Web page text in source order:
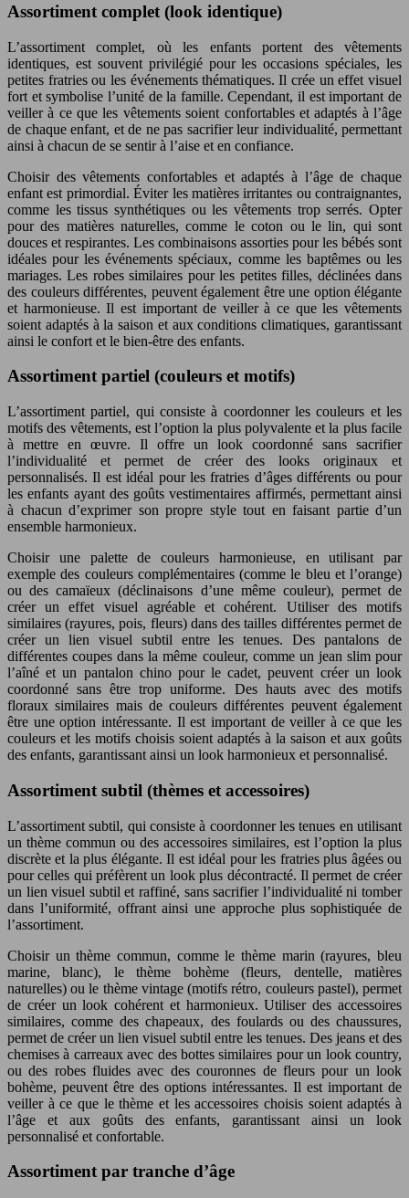
Assortiment complet (look identique)
L’assortiment complet, où les enfants portent des vêtements
identiques, est souvent privilégié pour les occasions spéciales, les
petites fratries ou les événements thématiques. Il crée un effet visuel
fort et symbolise l’unité de la famille. Cependant, il est important de
veiller à ce que les vêtements soient confortables et adaptés à l’âge
de chaque enfant, et de ne pas sacrifier leur individualité, permettant
ainsi à chacun de se sentir à l’aise et en confiance.
Choisir des vêtements confortables et adaptés à l’âge de chaque
enfant est primordial. Éviter les matières irritantes ou contraignantes,
comme les tissus synthétiques ou les vêtements trop serrés. Opter
pour des matières naturelles, comme le coton ou le lin, qui sont
douces et respirantes. Les combinaisons assorties pour les bébés sont
idéales pour les événements spéciaux, comme les baptêmes ou les
mariages. Les robes similaires pour les petites filles, déclinées dans
des couleurs différentes, peuvent également être une option élégante
et harmonieuse. Il est important de veiller à ce que les vêtements
soient adaptés à la saison et aux conditions climatiques, garantissant
ainsi le confort et le bien-être des enfants.
Assortiment partiel (couleurs et motifs)
L’assortiment partiel, qui consiste à coordonner les couleurs et les
motifs des vêtements, est l’option la plus polyvalente et la plus facile
à mettre en œuvre. Il offre un look coordonné sans sacrifier
l’individualité et permet de créer des looks originaux et
personnalisés. Il est idéal pour les fratries d’âges différents ou pour
les enfants ayant des goûts vestimentaires affirmés, permettant ainsi
à chacun d’exprimer son propre style tout en faisant partie d’un
ensemble harmonieux.
Choisir une palette de couleurs harmonieuse, en utilisant par
exemple des couleurs complémentaires (comme le bleu et l’orange)
ou des camaïeux (déclinaisons d’une même couleur), permet de
créer un effet visuel agréable et cohérent. Utiliser des motifs
similaires (rayures, pois, fleurs) dans des tailles différentes permet de
créer un lien visuel subtil entre les tenues. Des pantalons de
différentes coupes dans la même couleur, comme un jean slim pour
l’aîné et un pantalon chino pour le cadet, peuvent créer un look
coordonné sans être trop uniforme. Des hauts avec des motifs
floraux similaires mais de couleurs différentes peuvent également
être une option intéressante. Il est important de veiller à ce que les
couleurs et les motifs choisis soient adaptés à la saison et aux goûts
des enfants, garantissant ainsi un look harmonieux et personnalisé.
Assortiment subtil (thèmes et accessoires)
L’assortiment subtil, qui consiste à coordonner les tenues en utilisant
un thème commun ou des accessoires similaires, est l’option la plus
discrète et la plus élégante. Il est idéal pour les fratries plus âgées ou
pour celles qui préfèrent un look plus décontracté. Il permet de créer
un lien visuel subtil et raffiné, sans sacrifier l’individualité ni tomber
dans l’uniformité, offrant ainsi une approche plus sophistiquée de
l’assortiment.
Choisir un thème commun, comme le thème marin (rayures, bleu
marine, blanc), le thème bohème (fleurs, dentelle, matières
naturelles) ou le thème vintage (motifs rétro, couleurs pastel), permet
de créer un look cohérent et harmonieux. Utiliser des accessoires
similaires, comme des chapeaux, des foulards ou des chaussures,
permet de créer un lien visuel subtil entre les tenues. Des jeans et des
chemises à carreaux avec des bottes similaires pour un look country,
ou des robes fluides avec des couronnes de fleurs pour un look
bohème, peuvent être des options intéressantes. Il est important de
veiller à ce que le thème et les accessoires choisis soient adaptés à
l’âge et aux goûts des enfants, garantissant ainsi un look
personnalisé et confortable.
Assortiment par tranche d’âge